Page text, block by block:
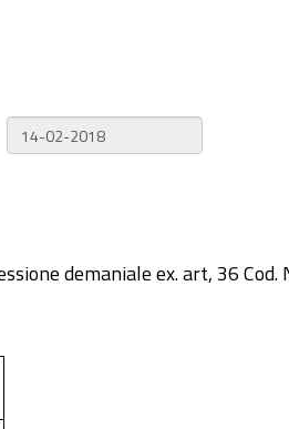
demaniale ex. art, 36